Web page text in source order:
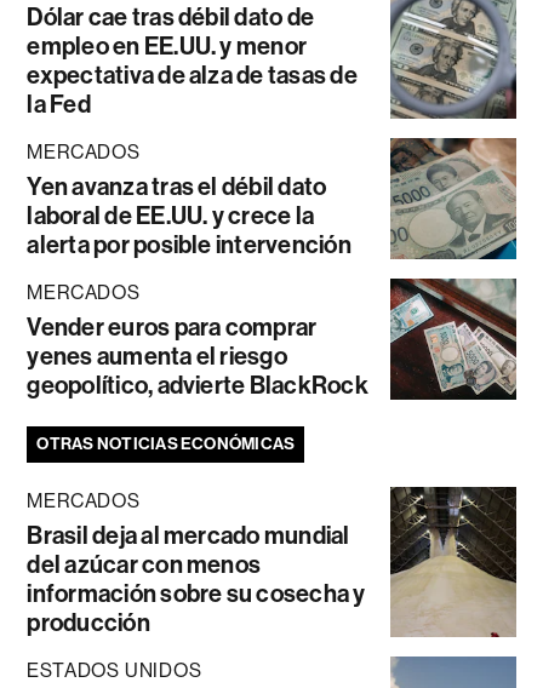
Dólar cae tras débil dato de
empleo en EE.UU. y menor
expectativa de alza de tasas de
la Fed
MERCADOS
Yen avanza tras el débil dato
laboral de EE.UU. y crece la
alerta por posible intervención
MERCADOS
Vender euros para comprar
yenes aumenta el riesgo
geopolítico, advierte BlackRock
OTRAS NOTICIAS ECONÓMICAS
MERCADOS
Brasil deja al mercado mundial
del azúcar con menos
información sobre su cosecha y
producción
ESTADOS UNIDOS